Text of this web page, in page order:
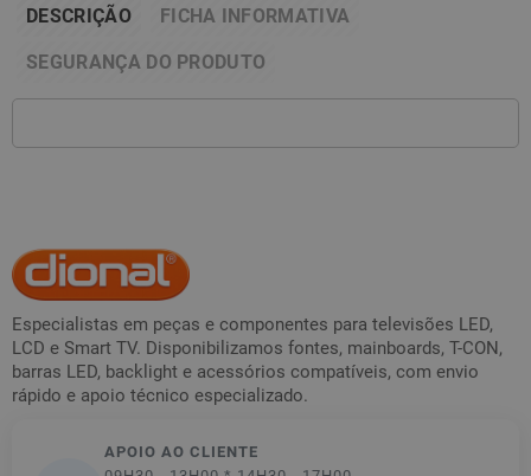
DESCRIÇÃO FICHA INFORMATIVA
SEGURANÇA DO PRODUTO
Especialistas em peças e componentes para televisões LED,
LCD e Smart TV. Disponibilizamos fontes, mainboards, T-CON,
barras LED, backlight e acessórios compatíveis, com envio
rápido e apoio técnico especializado.
APOIO AO CLIENTE